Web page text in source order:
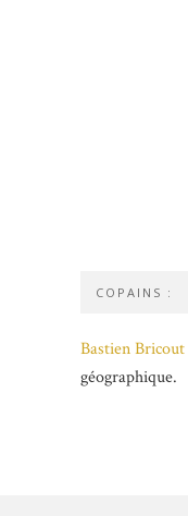
COPAINS :
Bastien Bricout
géographique.